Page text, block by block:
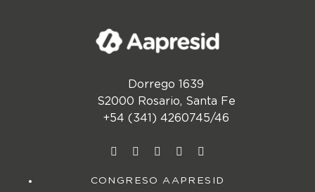
Dorrego 1639
S2000 Rosario, Santa Fe
+54 (341) 4260745/46
CONGRESO AAPRESID